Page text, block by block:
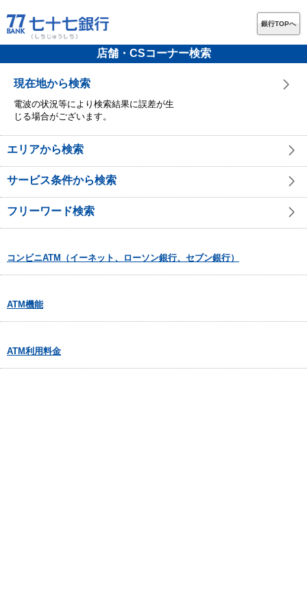
銀行TOPへ
店舗・CSコーナー検索
現在地から検索
電波の状況等により検索結果に誤差が生
じる場合がございます。
エリアから検索
サービス条件から検索
フリーワード検索
コンビニATM（イーネット、ローソン銀行、セブン銀行）
ATM機能
ATM利用料金